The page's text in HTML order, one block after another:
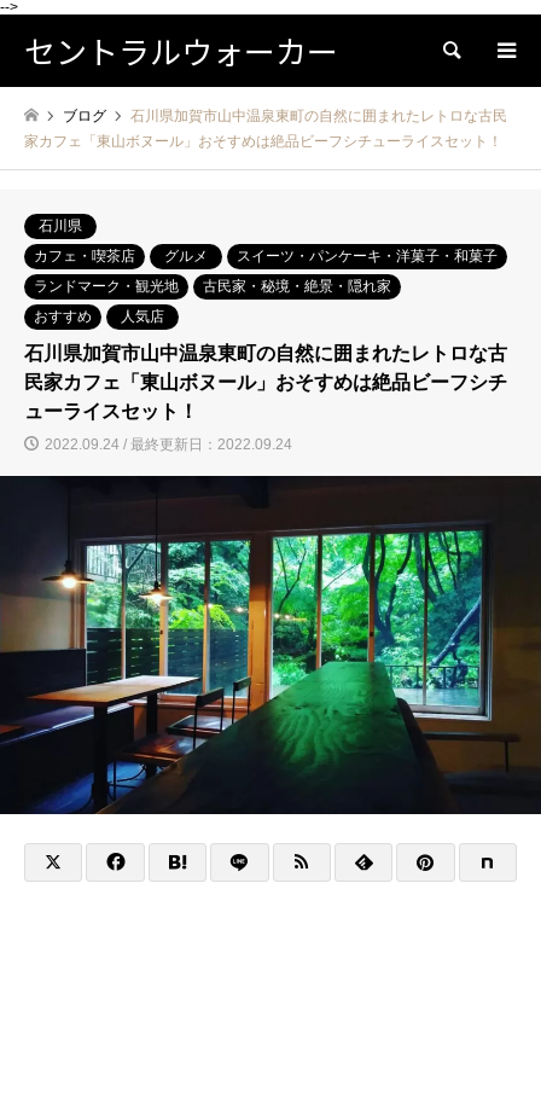
-->
セントラルウォーカー 検索
ブログ
石川県加賀市山中温泉東町の自然に囲まれたレトロな古民
家カフェ「東山ボヌール」おそすめは絶品ビーフシチューライスセット！
石川県
カフェ・喫茶店
グルメ
スイーツ・パンケーキ・洋菓子・和菓子
ランドマーク・観光地
古民家・秘境・絶景・隠れ家
おすすめ
人気店
石川県加賀市山中温泉東町の自然に囲まれたレトロな古
民家カフェ「東山ボヌール」おそすめは絶品ビーフシチ
ューライスセット！
2022.09.24 / 最終更新日：2022.09.24